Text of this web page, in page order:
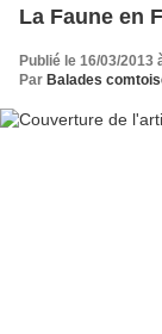
La Faune en
Publié le 16/03/2013
Par Balades